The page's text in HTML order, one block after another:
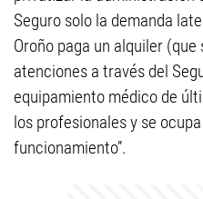
Seguro solo la demanda
Oroño paga un alquiler
atenciones a través del
equipamiento médico de
los profesionales y se
funcionamiento”.